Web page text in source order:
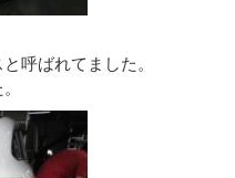
呼ばれてました。